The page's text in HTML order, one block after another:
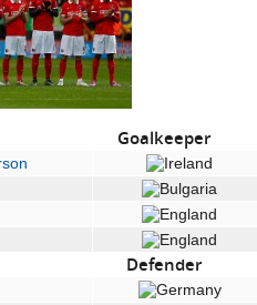
Goalkeeper
Defender